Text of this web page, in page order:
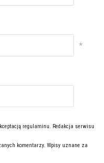
*
regulaminu. Redakcja serwisu
komentarzy. Wpisy uznane za